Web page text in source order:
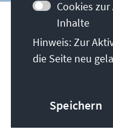
Erklärung zur
© Konrad-
Cookies
Inhalte
Hinweis: Zur
die Seite neu
Speichern